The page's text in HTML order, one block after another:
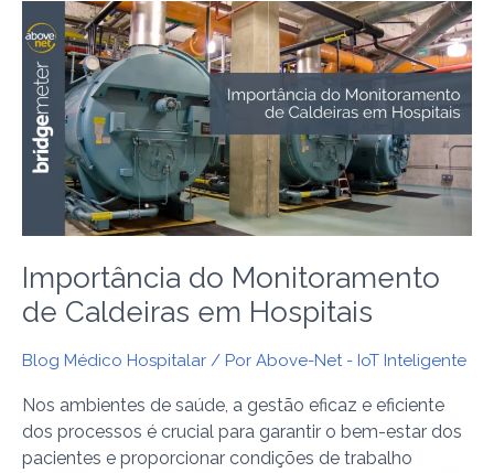
Importância do Monitoramento
de Caldeiras em Hospitais
Blog Médico Hospitalar / Por Above-Net - IoT Inteligente
Nos ambientes de saúde, a gestão eficaz e eficiente
dos processos é crucial para garantir o bem-estar dos
pacientes e proporcionar condições de trabalho
Importância
do
Monitoramento
de
Caldeiras
em
Hospitais